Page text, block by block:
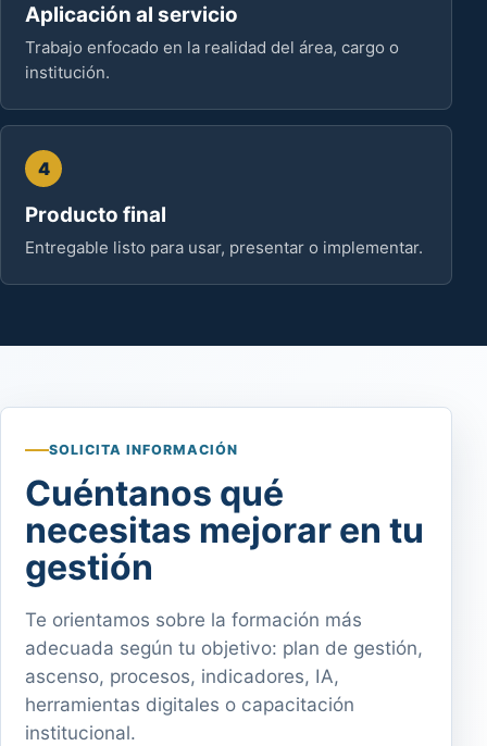
Aplicación al servicio
Trabajo enfocado en la realidad del área, cargo o
institución.
4
Producto final
Entregable listo para usar, presentar o implementar.
SOLICITA INFORMACIÓN
Cuéntanos qué
necesitas mejorar en tu
gestión
Te orientamos sobre la formación más
adecuada según tu objetivo: plan de gestión,
ascenso, procesos, indicadores, IA,
herramientas digitales o capacitación
institucional.